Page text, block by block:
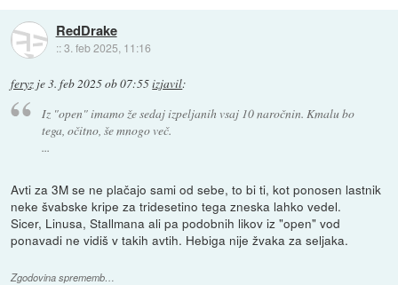
RedDrake
::3. feb 2025, 11:16
feryz je3. feb 2025 ob 07:55izjavil:
Iz "open" imamo že sedaj izpeljanih vsaj 10 naročnin. Kmalu bo
tega, očitno, še mnogo več.
...
Avti za 3M se ne plačajo sami od sebe, to bi ti, kot ponosen lastnik
neke švabske kripe za tridesetino tega zneska lahko vedel.
Sicer, Linusa, Stallmana ali pa podobnih likov iz "open" vod
ponavadi ne vidiš v takih avtih. Hebiga nije žvaka za seljaka.
Zgodovina sprememb…